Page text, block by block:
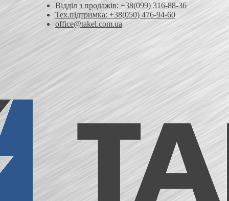
Відділ з продажів: +38(099) 316-88-36
Тех.підтримка: +38(050) 476-94-60
office@takel.com.ua